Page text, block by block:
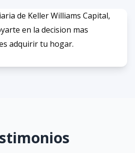
de Keller Williams Capital,
en la decision mas
adquirir tu hogar.